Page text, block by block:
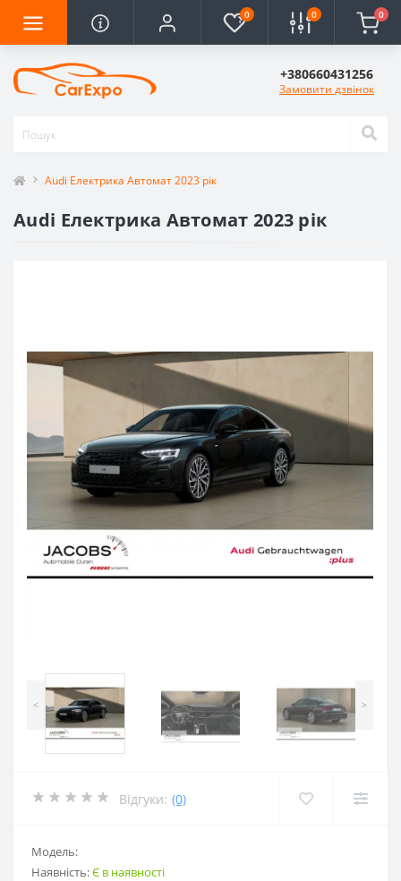
0 0 0
+380660431256
Замовити дзвінок
Audi Електрика Автомат 2023 рік
Audi Електрика Автомат 2023 рік
< >
Відгуки: (0)
Модель:
Наявність:Є в наявності